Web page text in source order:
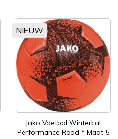
Jako Voetbal Winterbal
Performance Rood * Maat 5
NIEUW